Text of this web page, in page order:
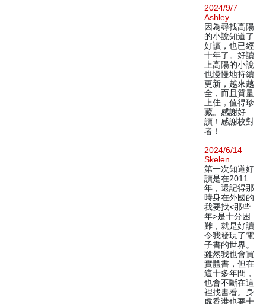
2024/9/7
Ashley
因為尋找高陽
的小說知道了
好讀，也已經
十年了。好讀
上高陽的小說
也慢慢地持續
更新，越來越
全，而且質量
上佳，值得珍
藏。感謝好
讀！感謝校對
者！
2024/6/14
Skelen
第一次知道好
讀是在2011
年，還記得那
時身在外國的
我要找<那些
年>是十分困
難，就是好讀
令我發現了電
子書的世界。
雖然我也會買
實體書，但在
這十多年間，
也會不斷在這
裡找書看。身
處香港也要十